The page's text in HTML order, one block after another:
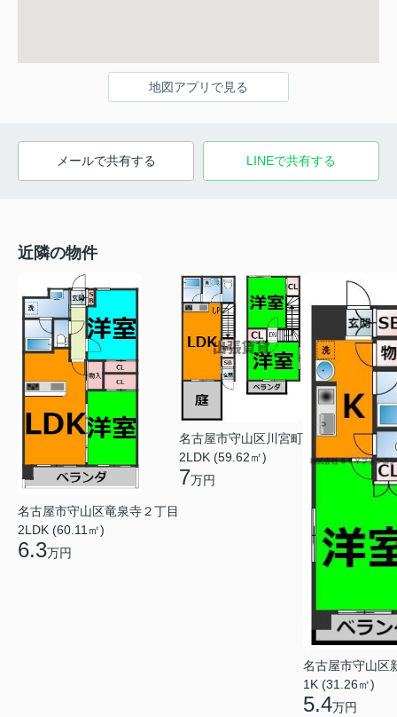
地図アプリで見る
メールで共有する LINEで共有する
近隣の物件
名古屋市守山区竜泉寺２丁目
2LDK (60.11㎡)
6.3万円
名古屋市守山区川宮町
2LDK (59.62㎡)
7万円
名古屋市守山区
1K (31.26㎡)
5.4万円